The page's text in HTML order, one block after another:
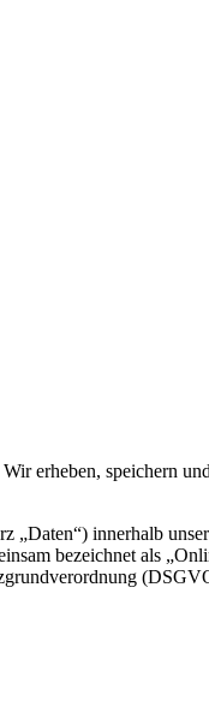
erheben, speichern
innerhalb
bezeichnet als